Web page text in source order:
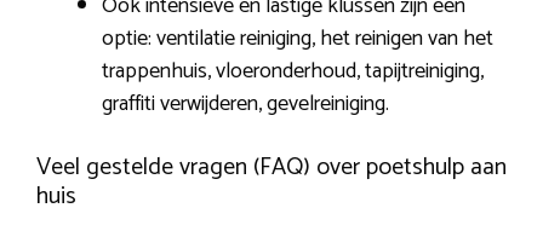
optie: ventilatie reiniging, het reinigen van het
trappenhuis, vloeronderhoud, tapijtreiniging,
graffiti verwijderen, gevelreiniging.
Veel gestelde vragen (FAQ) over poetshulp aan
huis